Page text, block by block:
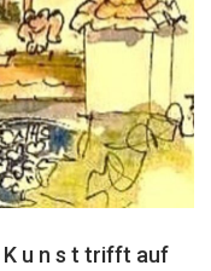
K u n s t trifft auf